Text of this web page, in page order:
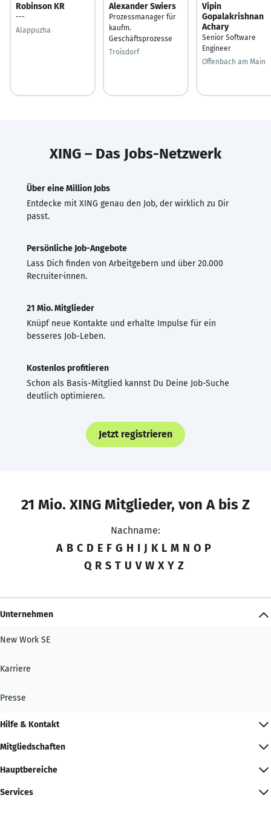
Robinson KR
---
Alappuzha
Alexander Swiers
Prozessmanager für
kaufm.
Geschäftsprozesse
Troisdorf
Vipin
Gopalakrishnan
Achary
Senior Software
Engineer
Offenbach am Main
XING – Das Jobs-Netzwerk
Über eine Million Jobs
Entdecke mit XING genau den Job, der wirklich zu Dir
passt.
Persönliche Job-Angebote
Lass Dich finden von Arbeitgebern und über 20.000
Recruiter·innen.
21 Mio. Mitglieder
Knüpf neue Kontakte und erhalte Impulse für ein
besseres Job-Leben.
Kostenlos profitieren
Schon als Basis-Mitglied kannst Du Deine Job-Suche
deutlich optimieren.
Jetzt registrieren
21 Mio. XING Mitglieder, von A bis Z
Nachname:
A B C D E F G H I J K L M N O P
Q R S T U V W X Y Z
Unternehmen
New Work SE
Karriere
Presse
Hilfe & Kontakt
Mitgliedschaften
Hauptbereiche
Services